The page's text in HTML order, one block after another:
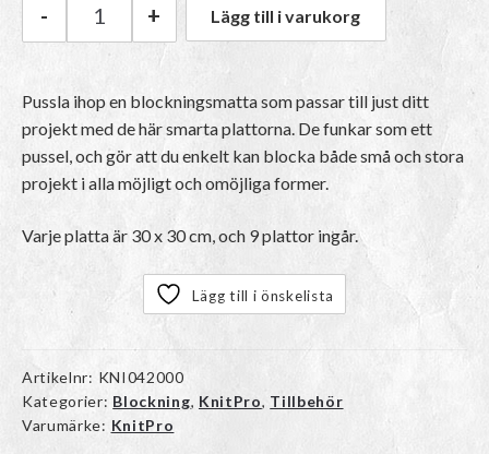
KnitPro Blockningsplattor mängd
- + Lägg till i varukorg
Pussla ihop en blockningsmatta som passar till just ditt
projekt med de här smarta plattorna. De funkar som ett
pussel, och gör att du enkelt kan blocka både små och stora
projekt i alla möjligt och omöjliga former.
Varje platta är 30 x 30 cm, och 9 plattor ingår.
Lägg till i önskelista
Artikelnr: KNI042000
Kategorier: Blockning, KnitPro, Tillbehör
Varumärke: KnitPro